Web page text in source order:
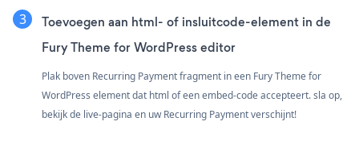
Toevoegen aan html- of insluitcode-element in de
Fury Theme for WordPress editor
Plak boven Recurring Payment fragment in een Fury Theme for
WordPress element dat html of een embed-code accepteert. sla op,
bekijk de live-pagina en uw Recurring Payment verschijnt!